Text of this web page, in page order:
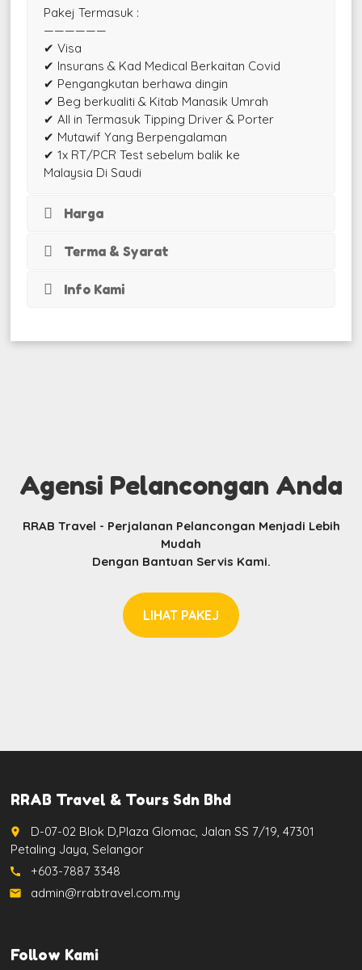
Pakej Termasuk :
——————
✔ Visa
✔ Insurans & Kad Medical Berkaitan Covid
✔ Pengangkutan berhawa dingin
✔ Beg berkualiti & Kitab Manasik Umrah
✔ All in Termasuk Tipping Driver & Porter
✔ Mutawif Yang Berpengalaman
✔ 1x RT/PCR Test sebelum balik ke
Malaysia Di Saudi
Harga
Terma & Syarat
Info Kami
Agensi Pelancongan Anda
RRAB Travel - Perjalanan Pelancongan Menjadi Lebih
Mudah
Dengan Bantuan Servis Kami.
LIHAT PAKEJ
RRAB Travel & Tours Sdn Bhd
place
D-07-02 Blok D,Plaza Glomac, Jalan SS 7/19, 47301
Petaling Jaya, Selangor
call +603-7887 3348
email admin@rrabtravel.com.my
Follow Kami